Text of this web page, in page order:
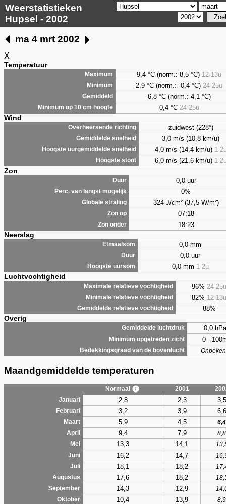
Weerstatistieken
Hupsel - 2002
ma 4 mrt 2002
X
Temperatuur
Maximum 9,4 °C (norm.: 8,5 °C) 12-13u
Minimum 2,9 °C (norm.: -0,4 °C) 24-25u
Gemiddeld 6,8 °C (norm.: 4,1 °C)
Minimum op 10 cm hoogte 0,4 °C 24-25u
Wind
Overheersende richting zuidwest (228°)
Gemiddelde snelheid 3,0 m/s (10,8 km/u)
Hoogste uurgemiddelde snelheid 4,0 m/s (14,4 km/u) 1-
Hoogste stoot 6,0 m/s (21,6 km/u) 1-
Zon
Duur 0,0 uur
Perc. van langst mogelijk 0%
Globale straling 324 J/cm² (37,5 W/m²)
Zon op 07:18
Zon onder 18:23
Neerslag
Etmaalsom 0,0 mm
Duur 0,0 uur
Hoogste uursom 0,0 mm 1-2u
Luchtvochtigheid
Maximale relatieve vochtigheid 96% 24-25u
Minimale relatieve vochtigheid 82% 12-13u
Gemiddelde relatieve vochtigheid 88%
Overig
Gemiddelde luchtdruk 0,0 hPa
Minimum opgetreden zicht 0 -
Bedekkingsgraad van de bovenlucht
Maandgemiddelde temperaturen
Normaal 2001
Januari
2,8 2,3 3,5
Februari 3,2 3,9 6,6
Maart 5,9 4,5
6,4
April
9,4 7,9
8,8
Mei
13,3 14,1
Juni
16,2 14,7
Juli
18,1 18,2
Augustus
17,6 18,2
September
14,3 12,9
Oktober
10,4 13,9
8,9